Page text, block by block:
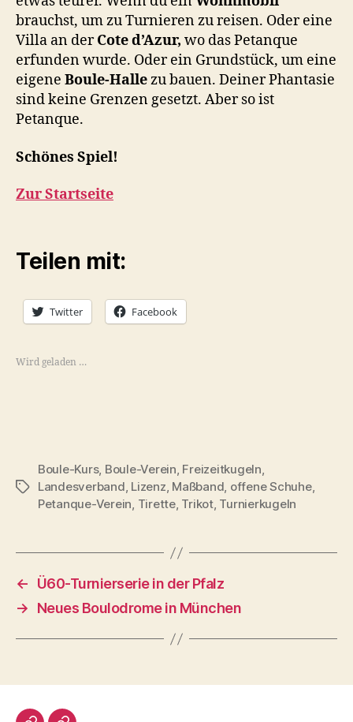
brauchst, um zu Turnieren zu reisen. Oder eine
Villa an derCote d’Azur, wo das Petanque
erfunden wurde. Oder ein Grundstück, um eine
eigene Boule-Hallezu bauen. Deiner Phantasie
sind keine Grenzen gesetzt. Aber so ist
Petanque.
Schönes Spiel!
Zur Startseite
Teilen mit:
Twitter Facebook
Wird geladen …
Schlagwörter
Boule-Kurs, Boule-Verein, Freizeitkugeln,
Landesverband, Lizenz, Maßband, offene Schuhe,
Petanque-Verein, Tirette, Trikot, Turnierkugeln
←
Ü60-Turnierserie in der Pfalz
→
Neues Boulodrome in München